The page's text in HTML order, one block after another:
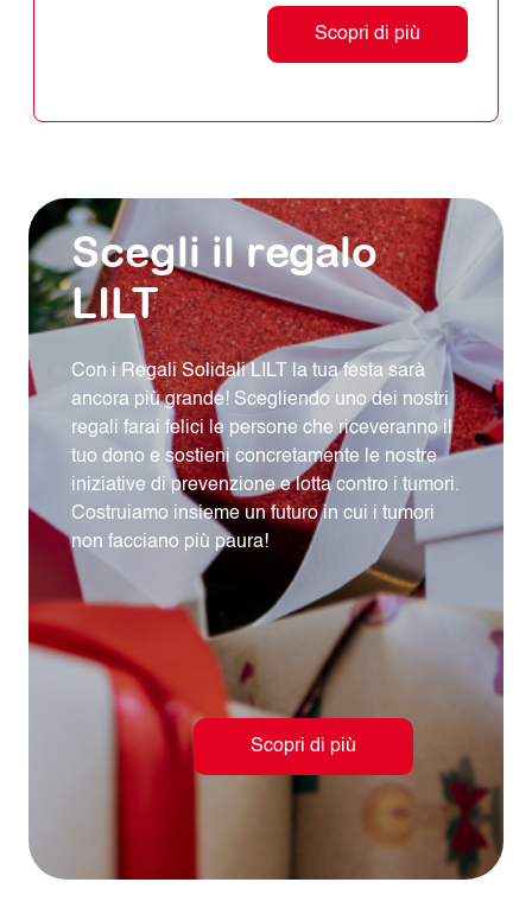
Scopri di più
Scegli il regalo
LILT
Con i Regali Solidali LILT la tua festa sarà
ancora più grande! Scegliendo uno dei nostri
regali farai felici le persone che riceveranno il
tuo dono e sostieni concretamente le nostre
iniziative di prevenzione e lotta contro i tumori.
Costruiamo insieme un futuro in cui i tumori
non facciano più paura!
Scopri di più